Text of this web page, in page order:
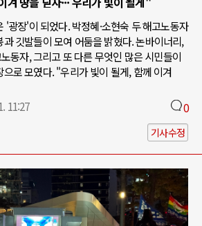
'광장'이 되었다. 박정혜·소현숙 두 해고노동자
깃발들이 모여 어둠을 밝혔다. 논바이너리,
동자, 그리고 또 다른 무엇인 많은 시민들이
로 모였다. "우리가 빛이 될게, 함께 이겨
11:27 0
기사수정